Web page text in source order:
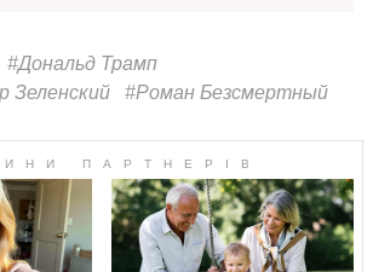
#Дональд Трамп
Зеленский
#Роман Безсмертный